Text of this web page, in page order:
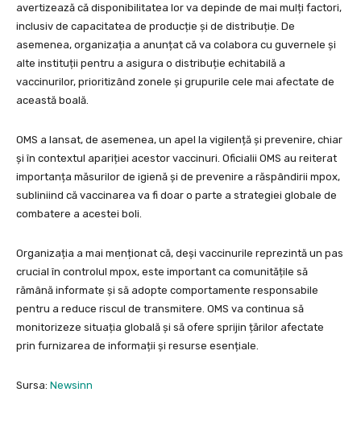
avertizează că disponibilitatea lor va depinde de mai mulți factori,
inclusiv de capacitatea de producție și de distribuție. De
asemenea, organizația a anunțat că va colabora cu guvernele și
alte instituții pentru a asigura o distribuție echitabilă a
vaccinurilor, prioritizând zonele și grupurile cele mai afectate de
această boală.
OMS a lansat, de asemenea, un apel la vigilență și prevenire, chiar
și în contextul apariției acestor vaccinuri. Oficialii OMS au reiterat
importanța măsurilor de igienă și de prevenire a răspândirii mpox,
subliniind că vaccinarea va fi doar o parte a strategiei globale de
combatere a acestei boli.
Organizația a mai menționat că, deși vaccinurile reprezintă un pas
crucial în controlul mpox, este important ca comunitățile să
rămână informate și să adopte comportamente responsabile
pentru a reduce riscul de transmitere. OMS va continua să
monitorizeze situația globală și să ofere sprijin țărilor afectate
prin furnizarea de informații și resurse esențiale.
Sursa: Newsinn